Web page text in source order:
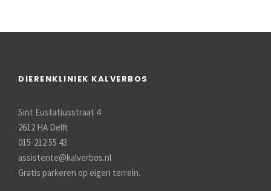
DIERENKLINIEK KALVERBOS
Sint Eustatiusstraat 4
2612 HA Delft
015-212 55 43
assistente@kalverbos.nl
Gratis parkeren op eigen terrein.